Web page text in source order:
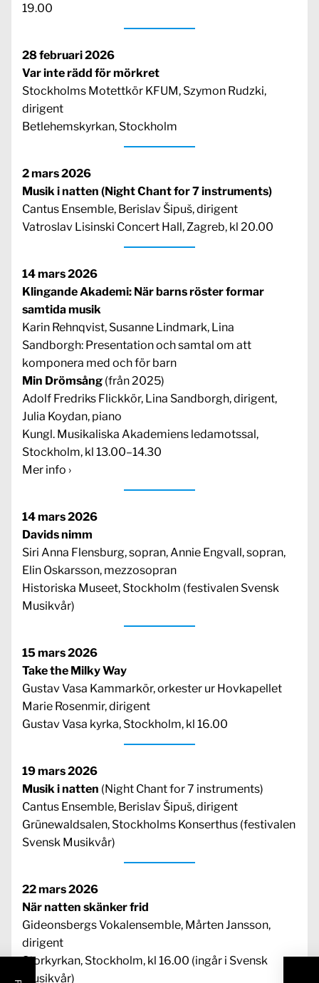
19.00
28 februari 2026
Var inte rädd för mörkret
Stockholms Motettkör KFUM, Szymon Rudzki,
dirigent
Betlehemskyrkan, Stockholm
2 mars 2026
Musik i natten (Night Chant for 7 instruments)
Cantus Ensemble, Berislav Šipuš, dirigent
Vatroslav Lisinski Concert Hall, Zagreb, kl 20.00
14 mars 2026
Klingande Akademi: När barns röster formar
samtida musik
Karin Rehnqvist, Susanne Lindmark, Lina
Sandborgh: Presentation och samtal om att
komponera med och för barn
Min Drömsång (från 2025)
Adolf Fredriks Flickkör, Lina Sandborgh, dirigent,
Julia Koydan, piano
Kungl. Musikaliska Akademiens ledamotssal,
Stockholm, kl 13.00–14.30
Mer info ›
14 mars 2026
Davids nimm
Siri Anna Flensburg, sopran, Annie Engvall, sopran,
Elin Oskarsson, mezzosopran
Historiska Museet, Stockholm (festivalen Svensk
Musikvår)
15 mars 2026
Take the Milky Way
Gustav Vasa Kammarkör, orkester ur Hovkapellet
Marie Rosenmir, dirigent
Gustav Vasa kyrka, Stockholm, kl 16.00
19 mars 2026
Musik i natten (Night Chant for 7 instruments)
Cantus Ensemble, Berislav Šipuš, dirigent
Grünewaldsalen, Stockholms Konserthus (festivalen
Svensk Musikvår)
22 mars 2026
När natten skänker frid
Gideonsbergs Vokalensemble, Mårten Jansson,
dirigent
Storkyrkan, Stockholm, kl 16.00 (ingår i Svensk
Musikvår)